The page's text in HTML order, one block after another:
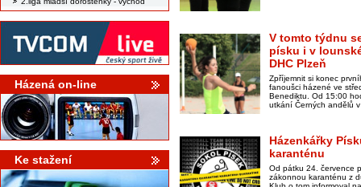
Házená on-line
Ke stažení
V tomto týdnu
písku i v
DHC Plzeň
Zpříjemnit si konec
fanoušci házené ve
Benediktu. Od 15:00
utkání Černých andělů
Házenkářky
karanténu
Od pátku 24. července
zákonnou karanténu z